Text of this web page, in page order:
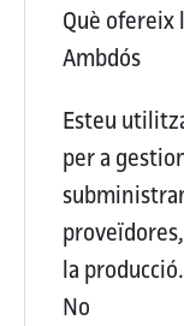
Què ofereix
Ambdós
Esteu
per a
la
No